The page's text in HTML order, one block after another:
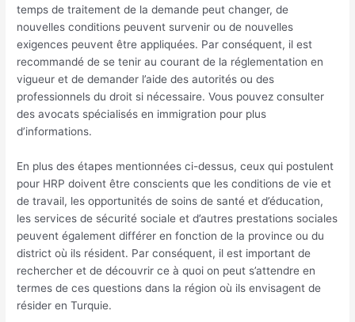
temps de traitement de la demande peut changer, de
nouvelles conditions peuvent survenir ou de nouvelles
exigences peuvent être appliquées. Par conséquent, il est
recommandé de se tenir au courant de la réglementation en
vigueur et de demander l’aide des autorités ou des
professionnels du droit si nécessaire. Vous pouvez consulter
des avocats spécialisés en immigration pour plus
d’informations.
En plus des étapes mentionnées ci-dessus, ceux qui postulent
pour HRP doivent être conscients que les conditions de vie et
de travail, les opportunités de soins de santé et d’éducation,
les services de sécurité sociale et d’autres prestations sociales
peuvent également différer en fonction de la province ou du
district où ils résident. Par conséquent, il est important de
rechercher et de découvrir ce à quoi on peut s’attendre en
termes de ces questions dans la région où ils envisagent de
résider en Turquie.